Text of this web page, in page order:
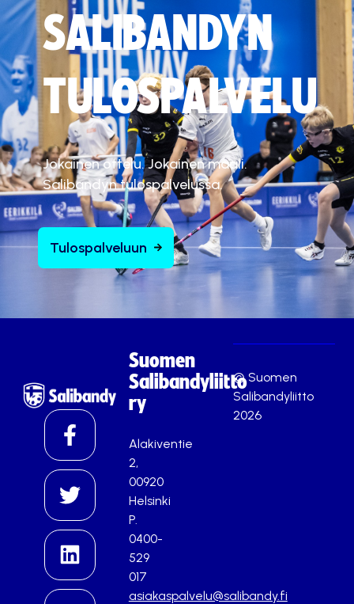
SALIBANDYN
TULOSPALVELU
Jokainen ottelu. Jokainen maali.
Salibandyn tulospalvelussa.
Tulospalveluun
Suomen
Salibandyliitto
ry
Alakiventie
2,
00920
Helsinki
P.
0400-
529
017
asiakaspalvelu@salibandy.fi
© Suomen
Salibandyliitto
2026